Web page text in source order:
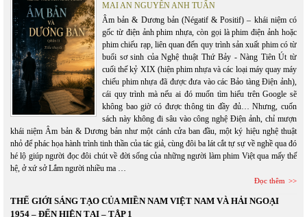
MAI AN NGUYỄN ANH TUẤN
Âm bản & Dương bản (Négatif & Positif) – khái niệm có
gốc từ điện ảnh phim nhựa, còn gọi là phim điện ảnh hoặc
phim chiếu rạp, liên quan đến quy trình sản xuất phim có từ
buổi sơ sinh của Nghệ thuật Thứ Bảy - Nàng Tiên Út từ
cuối thế kỷ XIX (hiện phim nhựa và các loại máy quay máy
chiếu phim nhựa đã được đưa vào các Bảo tàng Điện ảnh),
cái quy trình mà nếu ai đó muốn tìm hiểu trên Google sẽ
không bao giờ có được thông tin đầy đủ… Nhưng, cuốn
sách này không đi sâu vào công nghệ Điện ảnh, chỉ mượn
khái niệm Âm bản & Dương bản như một cánh cửa ban đầu, một ký hiệu nghệ thuật
nhỏ để phác họa hành trình tinh thần của tác giả, cùng đôi ba lát cắt tự sự về nghề qua đó
hé lộ giúp người đọc đôi chút về đời sống của những người làm phim Việt qua mấy thế
hệ, ở xứ sở Lắm người nhiều ma …
Đọc thêm
THẾ GIỚI SÁNG TẠO CỦA MIỀN NAM VIỆT NAM VÀ HẢI NGOẠI
1954 – ĐẾN HIỆN TẠI – TẬP 1